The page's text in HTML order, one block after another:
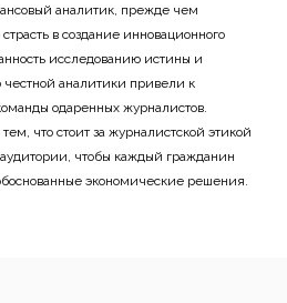
аналитик, прежде чем
в создание инновационного
исследованию истины и
честной аналитики привели к
одаренных журналистов.
что стоит за журналистской этикой
чтобы каждый гражданин
экономические решения.